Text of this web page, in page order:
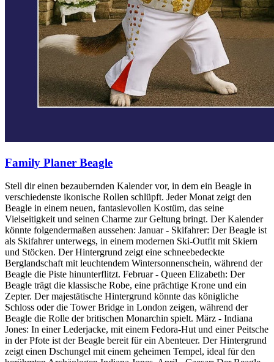
Family Planer Beagle
Stell dir einen bezaubernden Kalender vor, in dem ein Beagle in
verschiedenste ikonische Rollen schlüpft. Jeder Monat zeigt den
Beagle in einem neuen, fantasievollen Kostüm, das seine
Vielseitigkeit und seinen Charme zur Geltung bringt. Der Kalender
könnte folgendermaßen aussehen: Januar - Skifahrer: Der Beagle ist
als Skifahrer unterwegs, in einem modernen Ski-Outfit mit Skiern
und Stöcken. Der Hintergrund zeigt eine schneebedeckte
Berglandschaft mit leuchtendem Wintersonnenschein, während der
Beagle die Piste hinunterflitzt. Februar - Queen Elizabeth: Der
Beagle trägt die klassische Robe, eine prächtige Krone und ein
Zepter. Der majestätische Hintergrund könnte das königliche
Schloss oder die Tower Bridge in London zeigen, während der
Beagle die Rolle der britischen Monarchin spielt. März - Indiana
Jones: In einer Lederjacke, mit einem Fedora-Hut und einer Peitsche
in der Pfote ist der Beagle bereit für ein Abenteuer. Der Hintergrund
zeigt einen Dschungel mit einem geheimen Tempel, ideal für den